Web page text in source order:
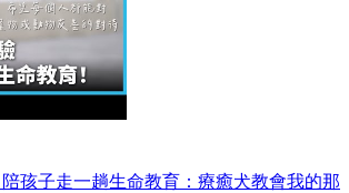
孩子走一趟生命教育：療癒犬教會我的那